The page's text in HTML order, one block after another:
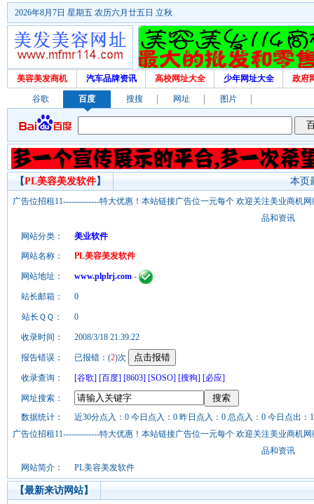
2026年8月7日 星期五 农历六月廿五日 立秋
美容美发商机 汽车品牌资讯 高校网址大全 少年网址大全 政府
谷歌 百度 搜搜 网址 图片
本页
【PL美容美发软件】
广告位招租11-------------特大优惠！本站链接广告位一元每个 欢迎关注美业商机
品和资讯
网站分类：
美业软件
网站名称：
PL美容美发软件
网站地址： www.plplrj.com -
站长邮箱： 0
站长ＱＱ： 0
收录时间： 2008/3/18 21:39:22
报告错误： 已报错：(2)次
收录查询： [谷歌] [百度] [8603] [SOSO] [搜狗] [必应]
网址搜索：
数据统计：
近30分点入：0 今日点入：0 昨日点入：0 总点入：0 今日点出：
广告位招租11-------------特大优惠！本站链接广告位一元每个 欢迎关注美业商机
品和资讯
网站简介：
PL美容美发软件
【最新来访网站】